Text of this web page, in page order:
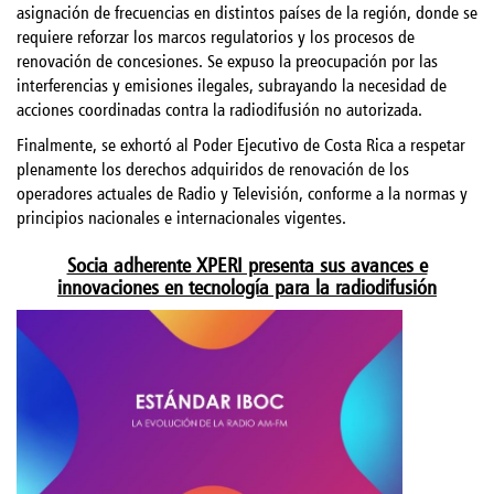
asignación de frecuencias en distintos países de la región, donde se
requiere reforzar los marcos regulatorios y los procesos de
renovación de concesiones. Se expuso la preocupación por las
interferencias y emisiones ilegales, subrayando la necesidad de
acciones coordinadas contra la radiodifusión no autorizada.
Finalmente, se exhortó al Poder Ejecutivo de Costa Rica a respetar
plenamente los derechos adquiridos de renovación de los
operadores actuales de Radio y Televisión, conforme a la normas y
principios nacionales e internacionales vigentes.
Socia adherente XPERI presenta sus avances e
innovaciones en tecnología para la radiodifusión